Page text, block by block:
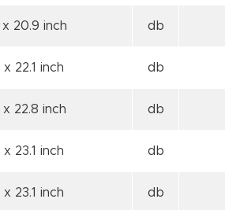
x 20.9 inch db
x 22.1 inch db
x 22.8 inch db
x 23.1 inch db
x 23.1 inch db